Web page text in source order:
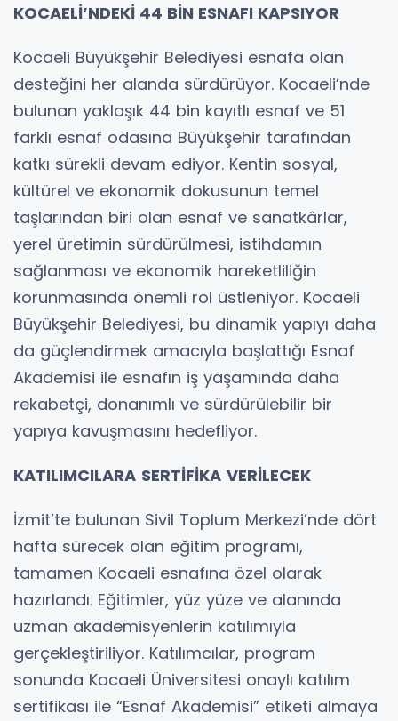
KOCAELİ’NDEKİ 44 BİN ESNAFI KAPSIYOR
Kocaeli Büyükşehir Belediyesi esnafa olan
desteğini her alanda sürdürüyor. Kocaeli’nde
bulunan yaklaşık 44 bin kayıtlı esnaf ve 51
farklı esnaf odasına Büyükşehir tarafından
katkı sürekli devam ediyor. Kentin sosyal,
kültürel ve ekonomik dokusunun temel
taşlarından biri olan esnaf ve sanatkârlar,
yerel üretimin sürdürülmesi, istihdamın
sağlanması ve ekonomik hareketliliğin
korunmasında önemli rol üstleniyor. Kocaeli
Büyükşehir Belediyesi, bu dinamik yapıyı daha
da güçlendirmek amacıyla başlattığı Esnaf
Akademisi ile esnafın iş yaşamında daha
rekabetçi, donanımlı ve sürdürülebilir bir
yapıya kavuşmasını hedefliyor.
KATILIMCILARA SERTİFİKA VERİLECEK
İzmit’te bulunan Sivil Toplum Merkezi’nde dört
hafta sürecek olan eğitim programı,
tamamen Kocaeli esnafına özel olarak
hazırlandı. Eğitimler, yüz yüze ve alanında
uzman akademisyenlerin katılımıyla
gerçekleştiriliyor. Katılımcılar, program
sonunda Kocaeli Üniversitesi onaylı katılım
sertifikası ile “Esnaf Akademisi” etiketi almaya